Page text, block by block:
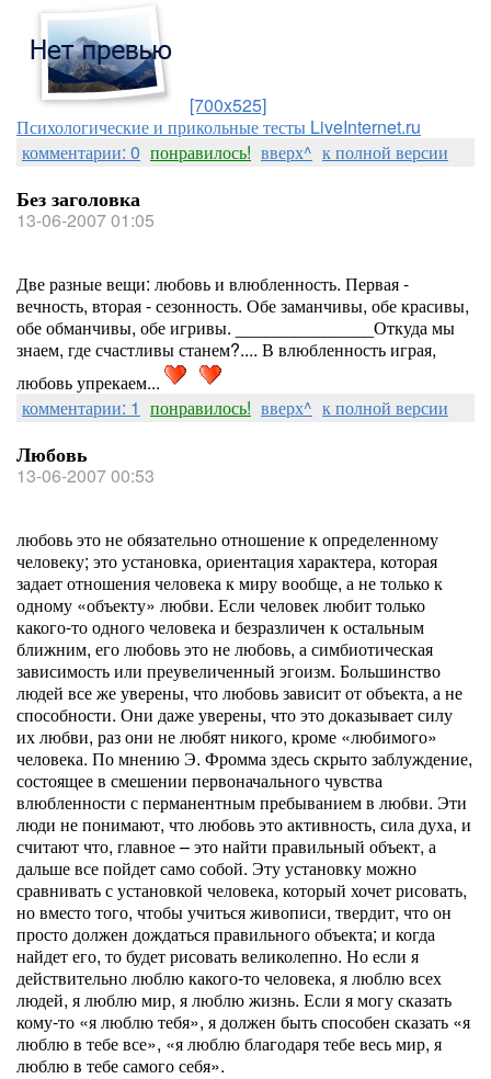
[700x525]
Психологические и прикольные тесты LiveInternet.ru
комментарии: 0 понравилось! вверх^ к полной версии
Без заголовка
13-06-2007 01:05
Две разные вещи: любовь и влюбленность. Первая -
вечность, вторая - сезонность. Обе заманчивы, обе красивы,
обе обманчивы, обе игривы. ______________Откуда мы
знаем, где счастливы станем?.... В влюбленность играя,
любовь упрекаем...
комментарии: 1 понравилось! вверх^ к полной версии
Любовь
13-06-2007 00:53
любовь это не обязательно отношение к определенному
человеку; это установка, ориентация характера, которая
задает отношения человека к миру вообще, а не только к
одному «объекту» любви. Если человек любит только
какого-то одного человека и безразличен к остальным
ближним, его любовь это не любовь, а симбиотическая
зависимость или преувеличенный эгоизм. Большинство
людей все же уверены, что любовь зависит от объекта, а не
способности. Они даже уверены, что это доказывает силу
их любви, раз они не любят никого, кроме «любимого»
человека. По мнению Э. Фромма здесь скрыто заблуждение,
состоящее в смешении первоначального чувства
влюбленности с перманентным пребыванием в любви. Эти
люди не понимают, что любовь это активность, сила духа, и
считают что, главное – это найти правильный объект, а
дальше все пойдет само собой. Эту установку можно
сравнивать с установкой человека, который хочет рисовать,
но вместо того, чтобы учиться живописи, твердит, что он
просто должен дождаться правильного объекта; и когда
найдет его, то будет рисовать великолепно. Но если я
действительно люблю какого-то человека, я люблю всех
людей, я люблю мир, я люблю жизнь. Если я могу сказать
кому-то «я люблю тебя», я должен быть способен сказать «я
люблю в тебе все», «я люблю благодаря тебе весь мир, я
люблю в тебе самого себя».